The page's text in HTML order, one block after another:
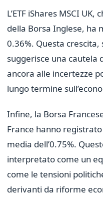
L’ETF iShares MSCI
della Borsa Inglese, ha
0.36%. Questa
suggerisce una cautela
ancora alle incertezze
lungo termine
Infine, la Borsa
France hanno
media dell’0.75%.
interpretato come un
come le tensioni
derivanti da riforme